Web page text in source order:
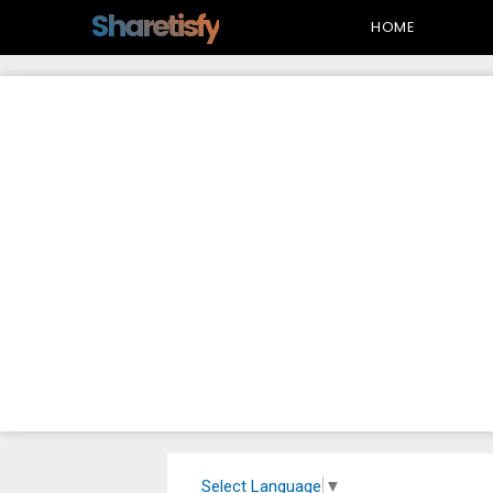
Sharetisfy HOME
Select Language ▼